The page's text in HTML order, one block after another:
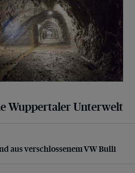
Wuppertaler Unterwelt
aus verschlossenem VW Bulli
aus verschlossenem VW Bulli